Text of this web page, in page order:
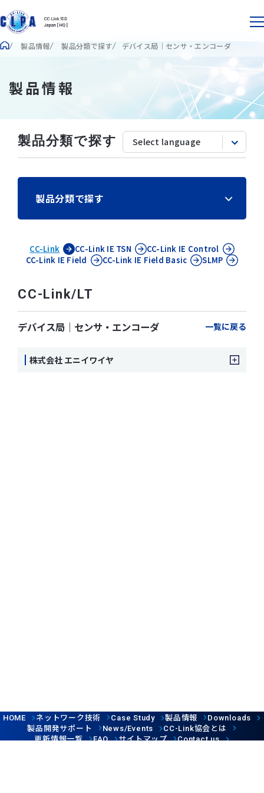
製品情報 製品分類で探す デバイス局｜センサ・エンコーダ
製品情報
製品分類で探す
製品分類で探す
CC-Link CC-Link IE TSN CC-Link IE Control
CC-Link IE Field CC-Link IE Field Basic SLMP
CC-Link/LT
デバイス局｜センサ・エンコーダ 一覧に戻る
株式会社 エニイワイヤ
HOME ネットワーク技術 Case Study 製品情報 Downloads
製品開発サポート News/Events CC-Link協会とは
更新情報一覧
FAQ サイトマップ Contact us